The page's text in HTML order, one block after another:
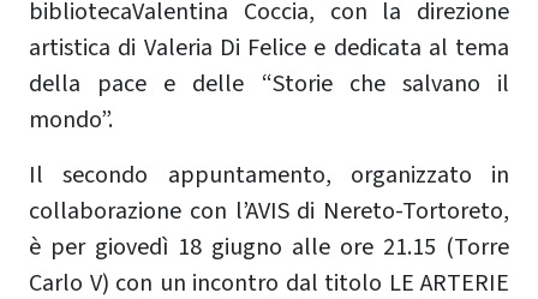
bibliotecaValentina Coccia, con la direzione
artistica di Valeria Di Felice e dedicata al tema
della pace e delle “Storie che salvano il
mondo”.
Il secondo appuntamento, organizzato in
collaborazione con l’AVIS di Nereto-Tortoreto,
è per giovedì 18 giugno alle ore 21.15 (Torre
Carlo V) con un incontro dal titolo LE ARTERIE